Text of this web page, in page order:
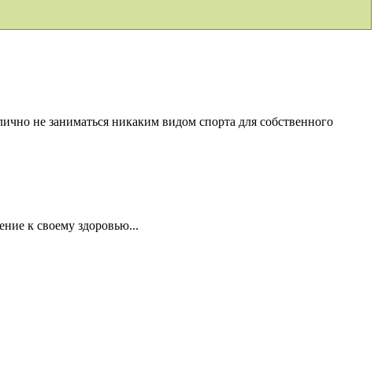
не заниматься никаким видом спорта для собственного
к своему здоровью...